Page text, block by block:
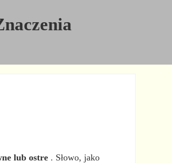
lub ostre . Słowo, jako